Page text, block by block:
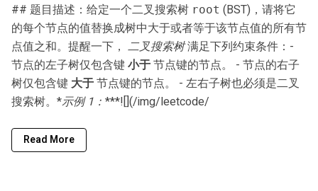
## 题目描述：给定一个二叉搜索树 root (BST)，请将它
的每个节点的值替换成树中大于或者等于该节点值的所有节
点值之和。提醒一下， 二叉搜索树满足下列约束条件：-
节点的左子树仅包含键小于节点键的节点。 - 节点的右子
树仅包含键大于节点键的节点。 - 左右子树也必须是二叉
搜索树。*示例 1： ***![](/img/leetcode/
Read More